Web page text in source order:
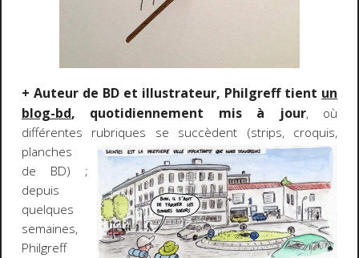
+ Auteur de BD et illustrateur, Philgreff tient un
blog-bd, quotidiennement mis à jour, où
différentes rubriques se succèdent (strips, croquis,
planches
de BD) ;
depuis
quelques
semaines,
Philgreff